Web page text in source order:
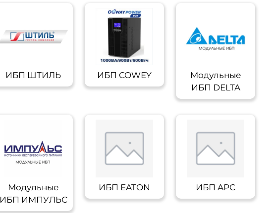
ИБП ШТИЛЬ ИБП COWEY
Модульные
ИБП DELTA
Модульные
ИБП ИМПУЛЬС
ИБП EATON ИБП APC